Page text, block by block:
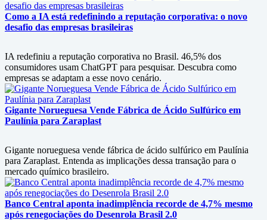
Como a IA está redefinindo a reputação corporativa: o novo
desafio das empresas brasileiras
IA redefiniu a reputação corporativa no Brasil. 46,5% dos
consumidores usam ChatGPT para pesquisar. Descubra como
empresas se adaptam a esse novo cenário.
Gigante Norueguesa Vende Fábrica de Ácido Sulfúrico em
Paulínia para Zaraplast
Gigante norueguesa vende fábrica de ácido sulfúrico em Paulínia
para Zaraplast. Entenda as implicações dessa transação para o
mercado químico brasileiro.
Banco Central aponta inadimplência recorde de 4,7% mesmo
após renegociações do Desenrola Brasil 2.0